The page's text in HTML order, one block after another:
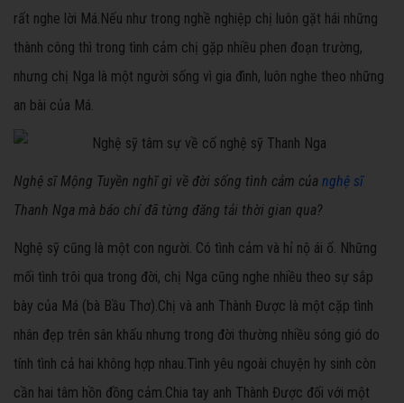
rất nghe lời Má.Nếu như trong nghề nghiệp chị luôn gặt hái những
thành công thì trong tình cảm chị gặp nhiều phen đoạn trường,
nhưng chị Nga là một người sống vì gia đình, luôn nghe theo những
an bài của Má.
Nghệ sĩ Mộng Tuyền nghĩ gì về đời sống tình cảm của nghệ sĩ
Thanh Nga mà báo chí đã từng đăng tải thời gian qua?
Nghệ sỹ cũng là một con người. Có tình cảm và hỉ nộ ái ố. Những
mối tình trôi qua trong đời, chị Nga cũng nghe nhiều theo sự sắp
bày của Má (bà Bầu Thơ).Chị và anh Thành Được là một cặp tình
nhân đẹp trên sân khấu nhưng trong đời thường nhiều sóng gió do
tính tình cả hai không hợp nhau.Tình yêu ngoài chuyện hy sinh còn
cần hai tâm hồn đồng cảm.Chia tay anh Thành Được đối với một